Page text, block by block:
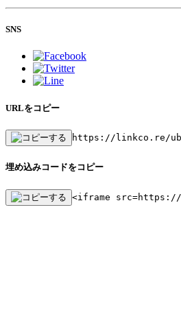
SNS
URLをコピー
https://linkco.re/
埋め込みコードをコピー
<iframe src=https://